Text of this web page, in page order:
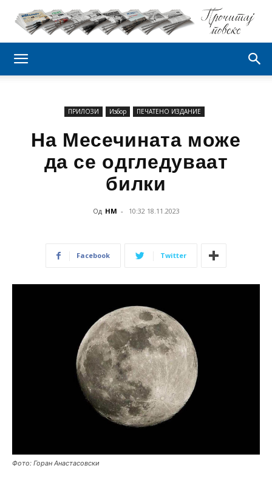
ПРИЛОЗИ Избор ПЕЧАТЕНО ИЗДАНИЕ
На Месечината може
да се одгледуваат
билки
Од НМ - 10:32 18.11.2023
Facebook Twitter
Фото: Горан Анастасовски